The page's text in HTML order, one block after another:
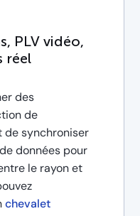
PLV vidéo,
réel
des
de
de synchroniser
données pour
le rayon et
chevalet